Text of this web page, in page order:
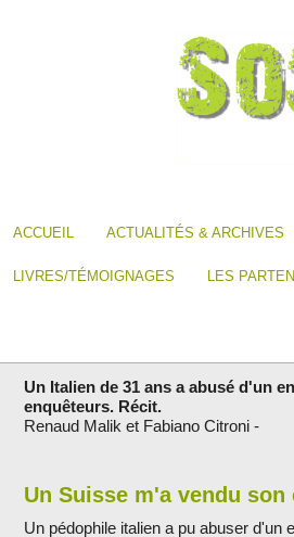
ACCUEIL ACTUALITÉS & ARCHIVES
LIVRES/TÉMOIGNAGES LES
Un Italien de 31 ans a abusé d'un
enquêteurs. Récit.
Renaud Malik et Fabiano Citroni -
Un Suisse m'a vendu
Un pédophile italien a pu abuser